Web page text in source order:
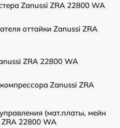
Zanussi ZRA 22800 WA
оттайки Zanussi ZRA
ZRA 22800 WA
Zanussi ZRA
(мат.платы, мейн
22800 WA